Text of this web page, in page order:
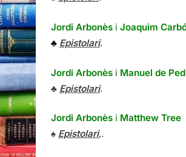
Jordi Arbonès i Joaquim
♣ Epistolari.
Jordi Arbonès i Manuel de
♣ Epistolari.
Jordi Arbonès i Matthew Tree
♠ Epistolari,.